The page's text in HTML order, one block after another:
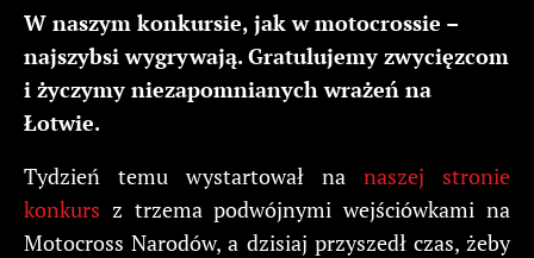
W naszym konkursie, jak w motocrossie –
najszybsi wygrywają. Gratulujemy zwycięzcom
i życzymy niezapomnianych wrażeń na
Łotwie.
Tydzień temu wystartował na naszej stronie
konkurs z trzema podwójnymi wejściówkami na
Motocross Narodów, a dzisiaj przyszedł czas, żeby